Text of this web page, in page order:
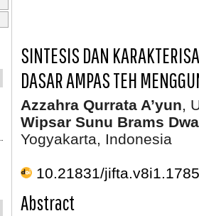
SINTESIS DAN
DASAR AMPAS TEH
Azzahra Qurrata A’yun,
Wipsar Sunu Brams
Yogyakarta, Indonesia
10.21831/
Abstract